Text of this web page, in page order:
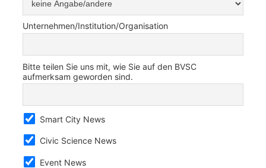
Unternehmen/Institution/Organisation
Bitte teilen Sie uns mit, wie Sie auf den BVSC
aufmerksam geworden sind.
Smart City News
Civic Science News
Event News